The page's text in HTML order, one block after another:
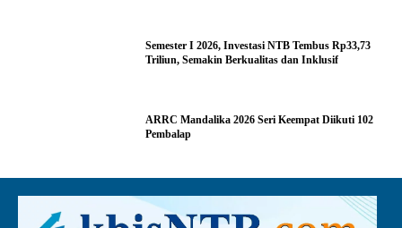
Semester I 2026, Investasi NTB Tembus Rp33,73
Triliun, Semakin Berkualitas dan Inklusif
ARRC Mandalika 2026 Seri Keempat Diikuti 102
Pembalap